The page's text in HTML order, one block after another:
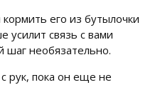
его из бутылочки
связь с вами
шаг необязательно.
рук, пока он еще не